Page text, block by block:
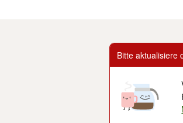
Bitte aktualisiere